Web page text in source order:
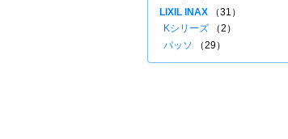
LIXIL INAX （31）
Kシリーズ （2）
パッソ （29）